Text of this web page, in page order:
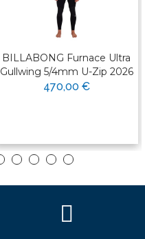
BILLABONG Furnace Ultra
Gullwing 5/4mm U-Zip 2026
470,00 €